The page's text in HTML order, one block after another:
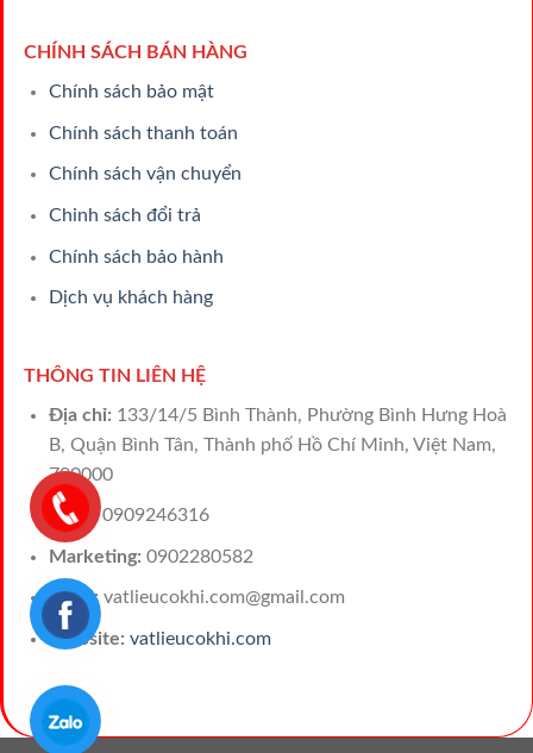
CHÍNH SÁCH BÁN HÀNG
Chính sách bảo mật
Chính sách thanh toán
Chính sách vận chuyển
Chinh sách đổi trả
Chính sách bảo hành
Dịch vụ khách hàng
THÔNG TIN LIÊN HỆ
Địa chỉ: 133/14/5 Bình Thành, Phường Bình Hưng Hoà
B, Quận Bình Tân, Thành phố Hồ Chí Minh, Việt Nam,
700000
Sales: 0909246316
Marketing: 0902280582
Email:vatlieucokhi.com@gmail.com
Website: vatlieucokhi.com